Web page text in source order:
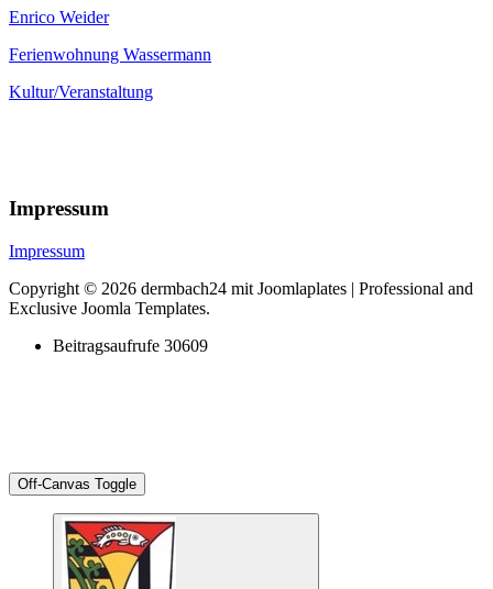
Enrico Weider
Ferienwohnung Wassermann
Kultur/Veranstaltung
Impressum
Impressum
Copyright © 2026 dermbach24 mit Joomlaplates | Professional and
Exclusive Joomla Templates.
Beitragsaufrufe 30609
Off-Canvas Toggle